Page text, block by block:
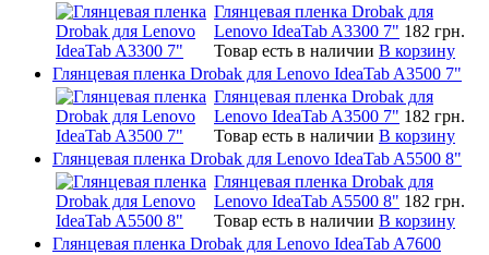
Глянцевая пленка Drobak для
Lenovo IdeaTab A3300 7" 182 грн.
Товар есть в наличии В корзину
Глянцевая пленка Drobak для Lenovo IdeaTab A3500 7"
Глянцевая пленка Drobak для
Lenovo IdeaTab A3500 7" 182 грн.
Товар есть в наличии В корзину
Глянцевая пленка Drobak для Lenovo IdeaTab A5500 8"
Глянцевая пленка Drobak для
Lenovo IdeaTab A5500 8" 182 грн.
Товар есть в наличии В корзину
Глянцевая пленка Drobak для Lenovo IdeaTab A7600